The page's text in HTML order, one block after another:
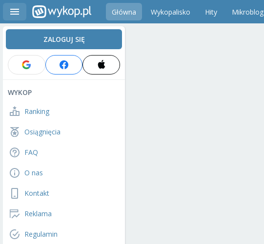
Główna Wykopalisko Hity Mikroblog
ZALOGUJ SIĘ
WYKOP
Ranking
Osiągnięcia
FAQ
O nas
Kontakt
Reklama
Regulamin